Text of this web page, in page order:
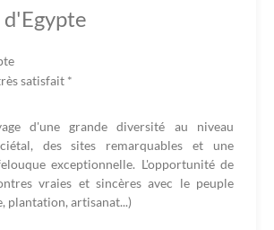
satisfait *
d'une grande diversité au niveau
des sites remarquables et une
exceptionnelle. L'opportunité de
vraies et sincères avec le peuple
plantation, artisanat...)